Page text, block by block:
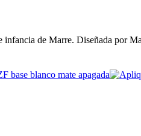
infancia de Marre. Diseñada por